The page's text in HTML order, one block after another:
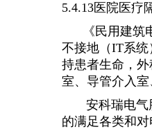
5.4.13医院医疗
《民用建筑电
不接地（IT系统
持患者生命，
室、导管介入
安科瑞电气股
的满足各类和